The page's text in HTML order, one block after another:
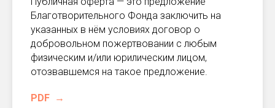
Благотворительного Фонда заключить на
указанных в нём условиях договор о
добровольном пожертвовании с любым
физическим и/или юрилическим лицом,
отозвавшемся на такое предложение.
PDF